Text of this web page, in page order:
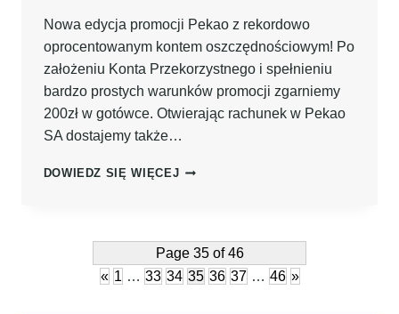
Nowa edycja promocji Pekao z rekordowo
oprocentowanym kontem oszczędnościowym! Po
założeniu Konta Przekorzystnego i spełnieniu
bardzo prostych warunków promocji zgarniemy
200zł w gotówce. Otwierając rachunek w Pekao
SA dostajemy także…
DOWIEDZ SIĘ WIĘCEJODBIERZ
PO
ZAŁOŻENIU
KONTA
Page 35 of 46
« 1 … 33 34 35 36 37 … 46 »